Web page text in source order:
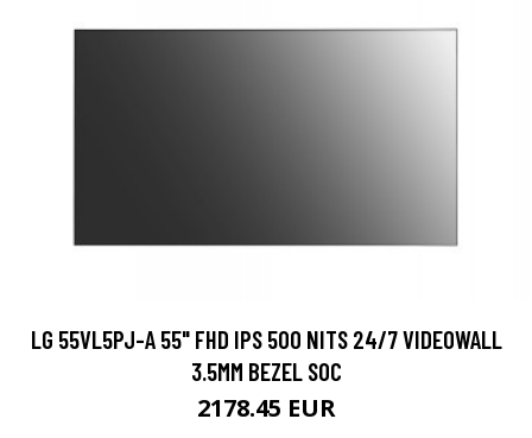
LG 55VL5PJ-A 55" FHD IPS 500 NITS 24/7 VIDEOWALL
3.5MM BEZEL SOC
2178.45 EUR